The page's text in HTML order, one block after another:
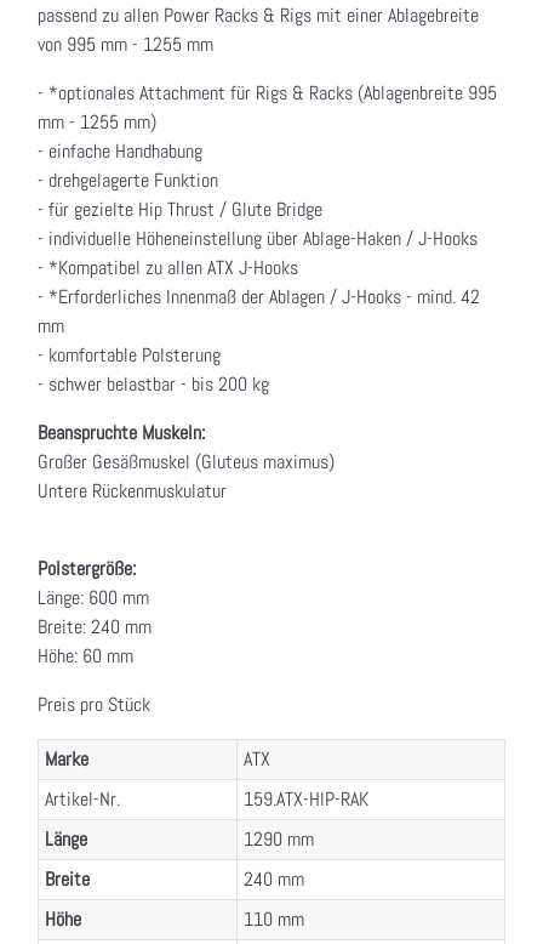
passend zu allen Power Racks & Rigs mit einer Ablagebreite
von 995 mm - 1255 mm
- *optionales Attachment für Rigs & Racks (Ablagenbreite 995
mm - 1255 mm)
- einfache Handhabung
- drehgelagerte Funktion
- für gezielte Hip Thrust / Glute Bridge
- individuelle Höheneinstellung über Ablage-Haken / J-Hooks
- *Kompatibel zu allen ATX J-Hooks
- *Erforderliches Innenmaß der Ablagen / J-Hooks - mind. 42
mm
- komfortable Polsterung
- schwer belastbar - bis 200 kg
Beanspruchte Muskeln:
Großer Gesäßmuskel (Gluteus maximus)
Untere Rückenmuskulatur
Polstergröße:
Länge: 600 mm
Breite: 240 mm
Höhe: 60 mm
Preis pro Stück
Marke
ATX
Artikel-Nr.
159.ATX-HIP-RAK
Länge
1290 mm
Breite
240 mm
Höhe
110 mm